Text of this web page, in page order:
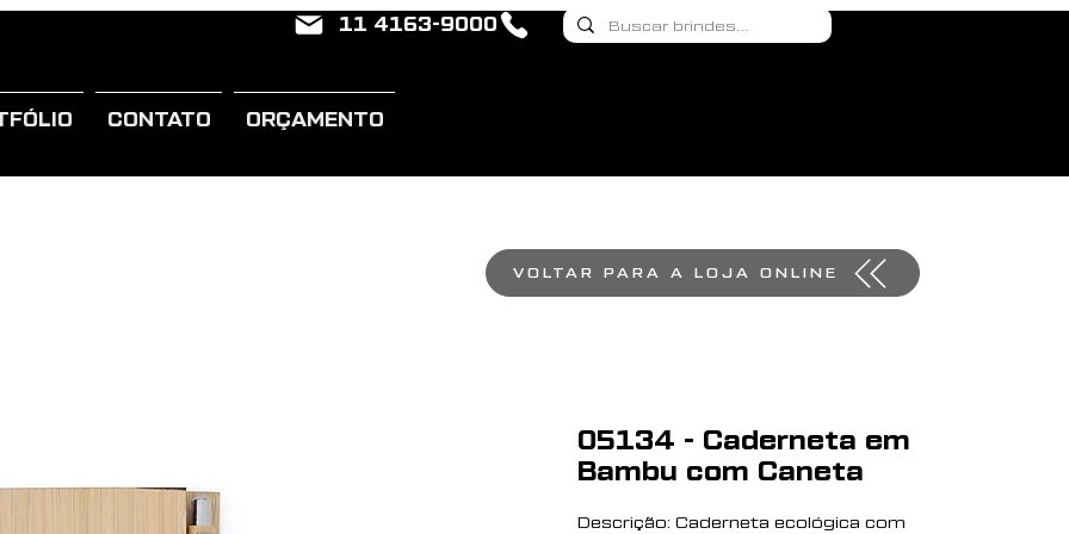
11 4163-9000
CONTATO ORÇAMENTO
05134 - Caderneta em
Bambu com Caneta
Descrição: Caderneta ecológica com
VOLTAR PARA A LOJA ONLINE